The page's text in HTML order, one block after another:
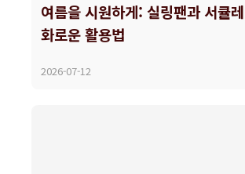
여름을 시원하게: 실링팬과 서큘
화로운 활용법
2026-07-12